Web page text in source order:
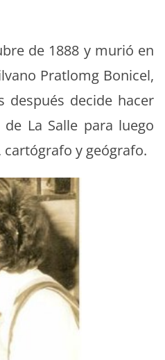
de 1888 y murió en
Prat­lomg Bon­i­cel,
después decide hac­er
La Salle para luego
y geógrafo.